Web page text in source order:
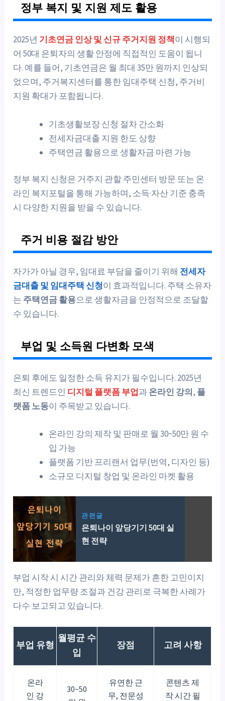
정부 복지 및 지원 제도 활용
2025년 기초연금 인상 및 신규 주거지원 정책이 시행되
어 50대 은퇴자의 생활 안정에 직접적인 도움이 됩니
다. 예를 들어, 기초연금은 월 최대 35만 원까지 인상되
었으며, 주거복지센터를 통한 임대주택 신청, 주거비
지원 확대가 포함됩니다.
기초생활보장 신청 절차 간소화
전세자금대출 지원 한도 상향
주택연금 활용으로 생활자금 마련 가능
정부 복지 신청은 거주지 관할 주민센터 방문 또는 온
라인 복지포털을 통해 가능하며, 소득·자산 기준 충족
시 다양한 지원을 받을 수 있습니다.
주거 비용 절감 방안
자가가 아닐 경우, 임대료 부담을 줄이기 위해 전세자
금대출 및 임대주택 신청이 효과적입니다. 주택 소유자
는 주택연금 활용으로 생활자금을 안정적으로 조달할
수 있습니다.
부업 및 소득원 다변화 모색
은퇴 후에도 일정한 소득 유지가 필수입니다. 2025년
최신 트렌드인 디지털 플랫폼 부업과온라인 강의, 플
랫폼 노동이 주목받고 있습니다.
온라인 강의 제작 및 판매로 월 30~50만 원 수
입 가능
플랫폼 기반 프리랜서 업무(번역, 디자인 등)
소규모 디지털 창업 및 온라인 마켓 활용
관련글
은퇴나이 앞당기기 50대 실
현 전략
부업 시작 시 시간 관리와 체력 문제가 흔한 고민이지
만, 적정한 업무량 조절과 건강 관리로 극복한 사례가
다수 보고되고 있습니다.
부업 유형
월평균 수
입
장점 고려 사항
온라
인 강
30~50
유연한 근
무, 전문성
콘텐츠 제
작 시간 필